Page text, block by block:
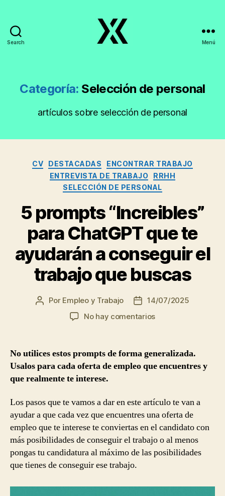
Search Menú
Categoría: Selección de personal
artículos sobre selección de personal
Categorías
CV DESTACADAS
ENCONTRAR TRABAJO
ENTREVISTA DE TRABAJO
RRHH
SELECCIÓN DE PERSONAL
5 prompts “Increibles”
para ChatGPT que te
ayudarán a conseguir el
trabajo que buscas
Autor
Por Empleo y Trabajo
Fecha
de
14/07/2025
No hay comentariosen
“Increibles”
ChatGPT
ayudarán
a
conseguir
el
trabajo
que
No utilices estos prompts de forma generalizada.
Usalos para cada oferta de empleo que encuentres y
que realmente te interese.
Los pasos que te vamos a dar en este artículo te van a
ayudar a que cada vez que encuentres una oferta de
empleo que te interese te conviertas en el candidato con
más posibilidades de conseguir el trabajo o al menos
pongas tu candidatura al máximo de las posibilidades
que tienes de conseguir ese trabajo.